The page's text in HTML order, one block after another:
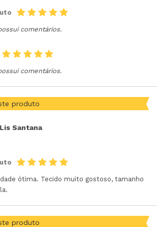
comentários.
comentários.
produto
Santana
ótima. Tecido muito gostoso, tamanho
produto